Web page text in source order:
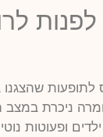
לתופעות
ניכרת במצב
ופעוטות